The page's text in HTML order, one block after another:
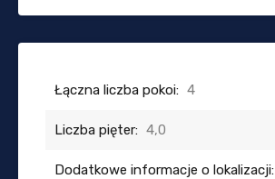
Łączna liczba pokoi: 4
Liczba pięter: 4,0
Dodatkowe informacje o lokalizacji: